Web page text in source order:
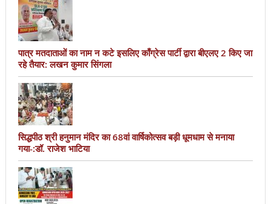
पात्र मतदाताओं का नाम न कटे इसलिए काँग्रेस पार्टी द्वारा बीएलए 2 किए जा
रहे तैयार: लखन कुमार सिंगला
सिद्धपीठ श्री हनुमान मंदिर का 68वां वार्षिकोत्सव बड़ी धूमधाम से मनाया
गया-:डॉ. राजेश भाटिया